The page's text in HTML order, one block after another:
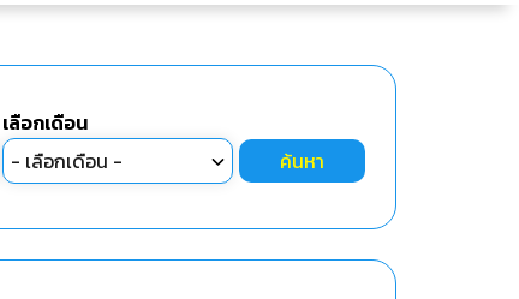
เลือกเดือน
ค้นหา